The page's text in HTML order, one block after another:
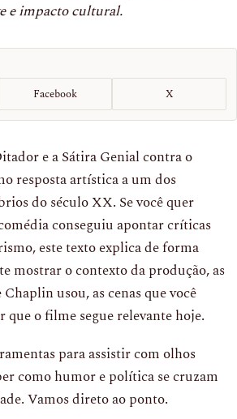
e impacto cultural.
Facebook X
e a Sátira Genial contra o
resposta artística a um dos
do século XX. Se você quer
conseguiu apontar críticas
este texto explica de forma
mostrar o contexto da produção, as
usou, as cenas que você
que o filme segue relevante hoje.
para assistir com olhos
como humor e política se cruzam
Vamos direto ao ponto.